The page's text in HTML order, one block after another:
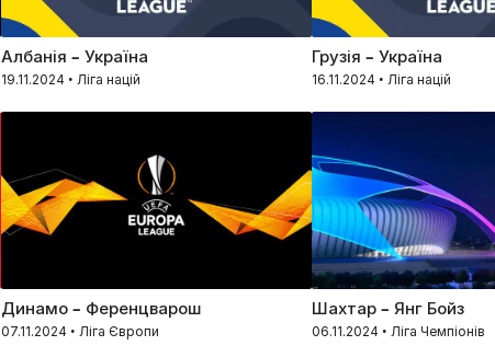
Албанія – Україна
19.11.2024 • Ліга націй
Грузія – Україна
16.11.2024 • Ліга націй
Динамо – Ференцварош
07.11.2024 • Ліга Європи
Шахтар – Янг Бойз
06.11.2024 • Ліга Чемпіонів